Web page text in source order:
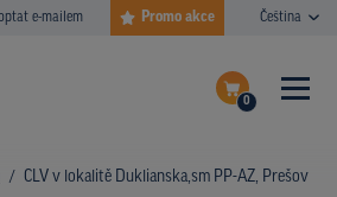
e-mailem Promo akce Čeština
0
Dokončit poptávku
ČASTÉ DOTAZY
CLV v lokalitě Duklianska,sm PP-AZ, Prešov